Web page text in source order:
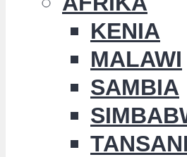
KENIA
MALAWI
SAMBIA